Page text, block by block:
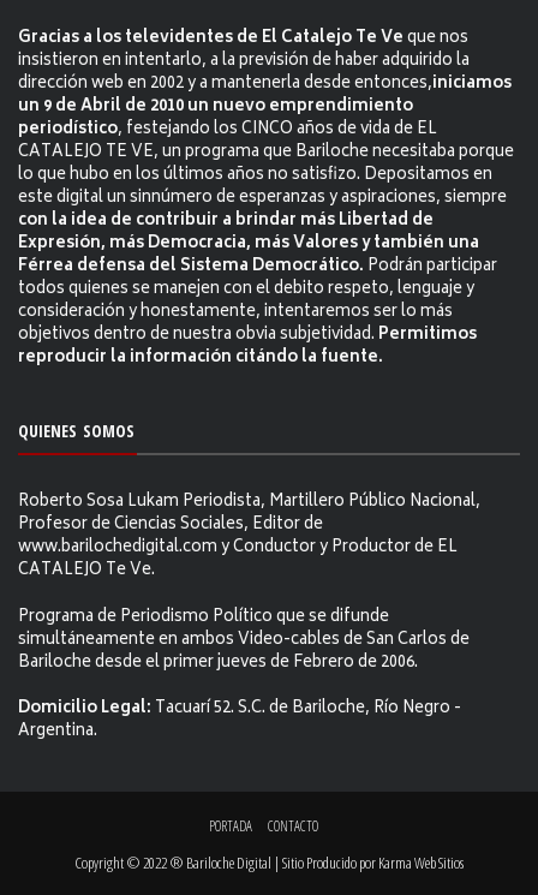
Gracias a los televidentes de El Catalejo Te Veque nos
insistieron en intentarlo, a la previsión de haber adquirido la
dirección web en 2002 y a mantenerla desde entonces,iniciamos
un 9 de Abril de 2010 un nuevo emprendimiento
periodístico, festejando los CINCO años de vida de EL
CATALEJO TE VE, un programa que Bariloche necesitaba porque
lo que hubo en los últimos años no satisfizo. Depositamos en
este digital un sinnúmero de esperanzas y aspiraciones, siempre
con la idea de contribuir a brindar más Libertad de
Expresión, más Democracia, más Valores y también una
Férrea defensa del Sistema Democrático. Podrán participar
todos quienes se manejen con el debito respeto, lenguaje y
consideración y honestamente, intentaremos ser lo más
objetivos dentro de nuestra obvia subjetividad. Permitimos
reproducir la información citándo la fuente.
QUIENES SOMOS
Roberto Sosa Lukam Periodista, Martillero Público Nacional,
Profesor de Ciencias Sociales, Editor de
www.barilochedigital.com y Conductor y Productor de EL
CATALEJO Te Ve.
Programa de Periodismo Político que se difunde
simultáneamente en ambos Video-cables de San Carlos de
Bariloche desde el primer jueves de Febrero de 2006.
Domicilio Legal: Tacuarí 52. S.C. de Bariloche, Río Negro -
Argentina.
PORTADA CONTACTO
Copyright © 2022 ® Bariloche Digital | Sitio Producido porKarma Web Sitios